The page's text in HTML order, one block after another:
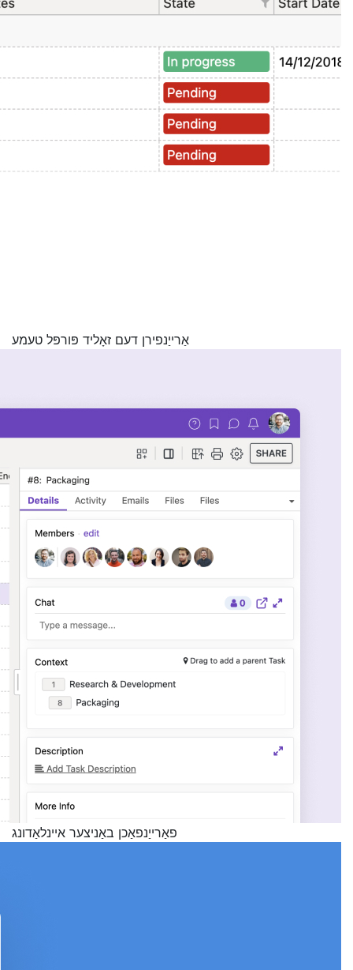
אַרייַנפירן דעם זאָליד פּורפּל טעמע
פאַרייַנפאַכן באַניצער איינלאַדונג